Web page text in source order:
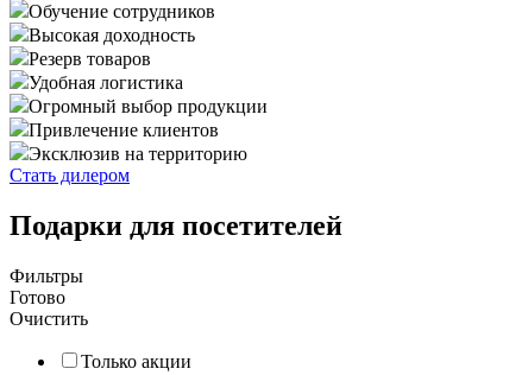
Обучение сотрудников
Высокая доходность
Резерв товаров
Удобная логистика
Огромный выбор продукции
Привлечение клиентов
Эксклюзив на территорию
Стать дилером
Подарки для посетителей
Фильтры
Готово
Очистить
Только акции